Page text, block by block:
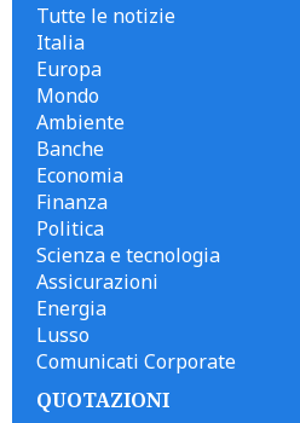
Tutte le notizie
Italia
Europa
Mondo
Ambiente
Banche
Economia
Finanza
Politica
Scienza e tecnologia
Assicurazioni
Energia
Lusso
Comunicati Corporate
QUOTAZIONI